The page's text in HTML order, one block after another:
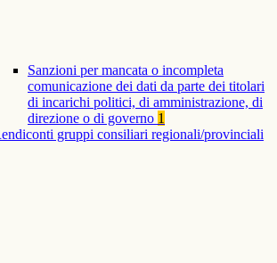
Sanzioni per mancata o incompleta
comunicazione dei dati da parte dei titolari
di incarichi politici, di amministrazione, di
direzione o di governo 1
gruppi consiliari regionali/provinciali